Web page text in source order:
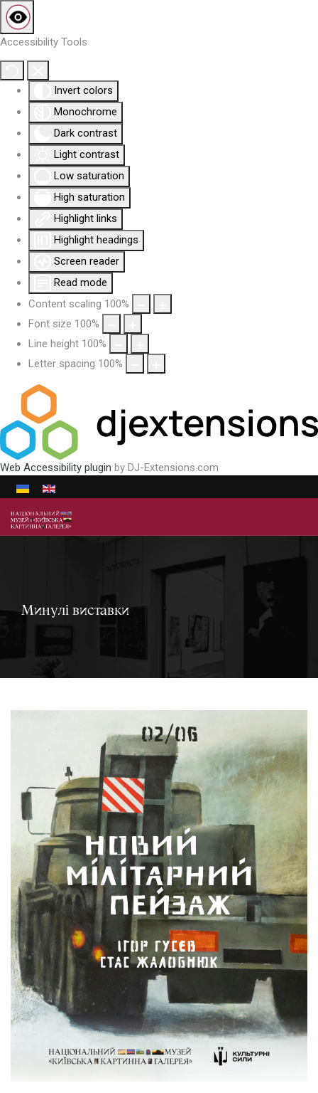
Accessibility Tools
Invert colors
Monochrome
Dark contrast
Light contrast
Low saturation
High saturation
Highlight links
Highlight headings
Screen reader
Read mode
Content scaling 100%
Font size 100%
Line height 100%
Letter spacing 100%
Web Accessibility plugin by DJ-Extensions.com
Виберіть свою мову
Минулі виставки